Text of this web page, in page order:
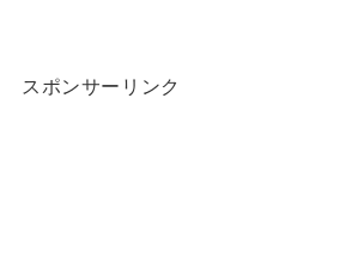
スポンサーリンク